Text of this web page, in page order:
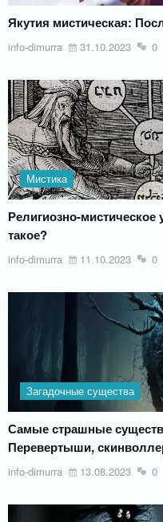
Якутия мистическая:
info-dimurra 31.10.2023 0
Мистика
Религиозно-
такое?
info-dimurra 11.10.2023 0
Загадочные существа
Самые страшные
Перевертыши,
info-dimurra 13.08.2023 0